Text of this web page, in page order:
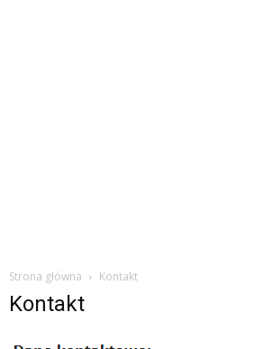
Strona główna Kontakt
Kontakt